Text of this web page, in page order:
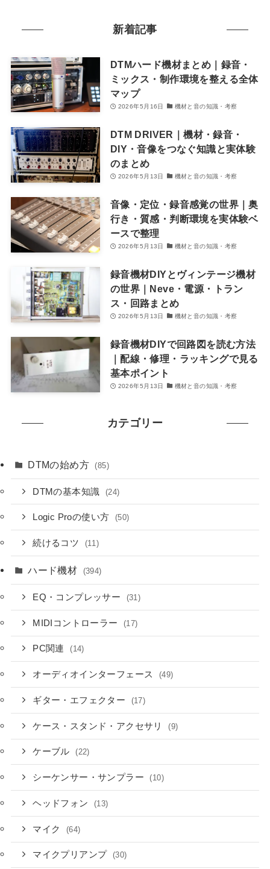
新着記事
DTMハード機材まとめ｜録音・
ミックス・制作環境を整える全体
マップ
2026年5月16日 機材と音の知識・考察
DTM DRIVER｜機材・録音・
DIY・音像をつなぐ知識と実体験
のまとめ
2026年5月13日 機材と音の知識・考察
音像・定位・録音感覚の世界｜奥
行き・質感・判断環境を実体験ベ
ースで整理
2026年5月13日 機材と音の知識・考察
録音機材DIYとヴィンテージ機材
の世界｜Neve・電源・トラン
ス・回路まとめ
2026年5月13日 機材と音の知識・考察
録音機材DIYで回路図を読む方法
｜配線・修理・ラッキングで見る
基本ポイント
2026年5月13日 機材と音の知識・考察
カテゴリー
DTMの始め方 (85)
DTMの基本知識 (24)
Logic Proの使い方 (50)
続けるコツ (11)
ハード機材 (394)
EQ・コンプレッサー (31)
MIDIコントローラー (17)
PC関連 (14)
オーディオインターフェース (49)
ギター・エフェクター (17)
ケース・スタンド・アクセサリ (9)
ケーブル (22)
シーケンサー・サンプラー (10)
ヘッドフォン (13)
マイク (64)
マイクプリアンプ (30)